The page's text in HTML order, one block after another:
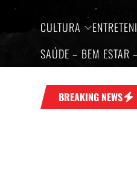
CULTURA
SAÚDE – BEM ESTAR
BREAKING NEWS
fortalece economia,